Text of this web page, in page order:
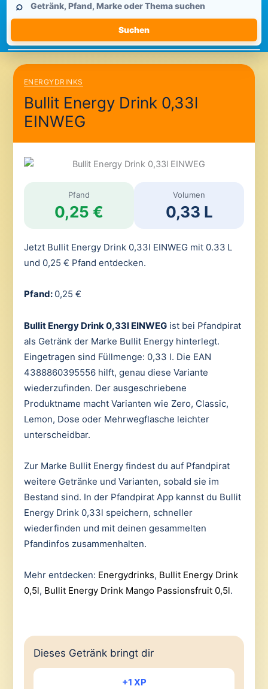
durchsuchen
⌕
Suchen
ENERGYDRINKS
Bullit Energy Drink 0,33l
EINWEG
Pfand
0,25 €
Volumen
0,33 L
Jetzt Bullit Energy Drink 0,33l EINWEG mit 0.33 L
und 0,25 € Pfand entdecken.
Pfand: 0,25 €
Bullit Energy Drink 0,33l EINWEGist bei Pfandpirat
als Getränk der Marke Bullit Energy hinterlegt.
Eingetragen sind Füllmenge: 0,33 l. Die EAN
4388860395556 hilft, genau diese Variante
wiederzufinden. Der ausgeschriebene
Produktname macht Varianten wie Zero, Classic,
Lemon, Dose oder Mehrwegflasche leichter
unterscheidbar.
Zur Marke Bullit Energy findest du auf Pfandpirat
weitere Getränke und Varianten, sobald sie im
Bestand sind. In der Pfandpirat App kannst du Bullit
Energy Drink 0,33l speichern, schneller
wiederfinden und mit deinen gesammelten
Pfandinfos zusammenhalten.
Mehr entdecken: Energydrinks, Bullit Energy Drink
0,5l, Bullit Energy Drink Mango Passionsfruit 0,5l.
Dieses Getränk bringt dir
+1 XP